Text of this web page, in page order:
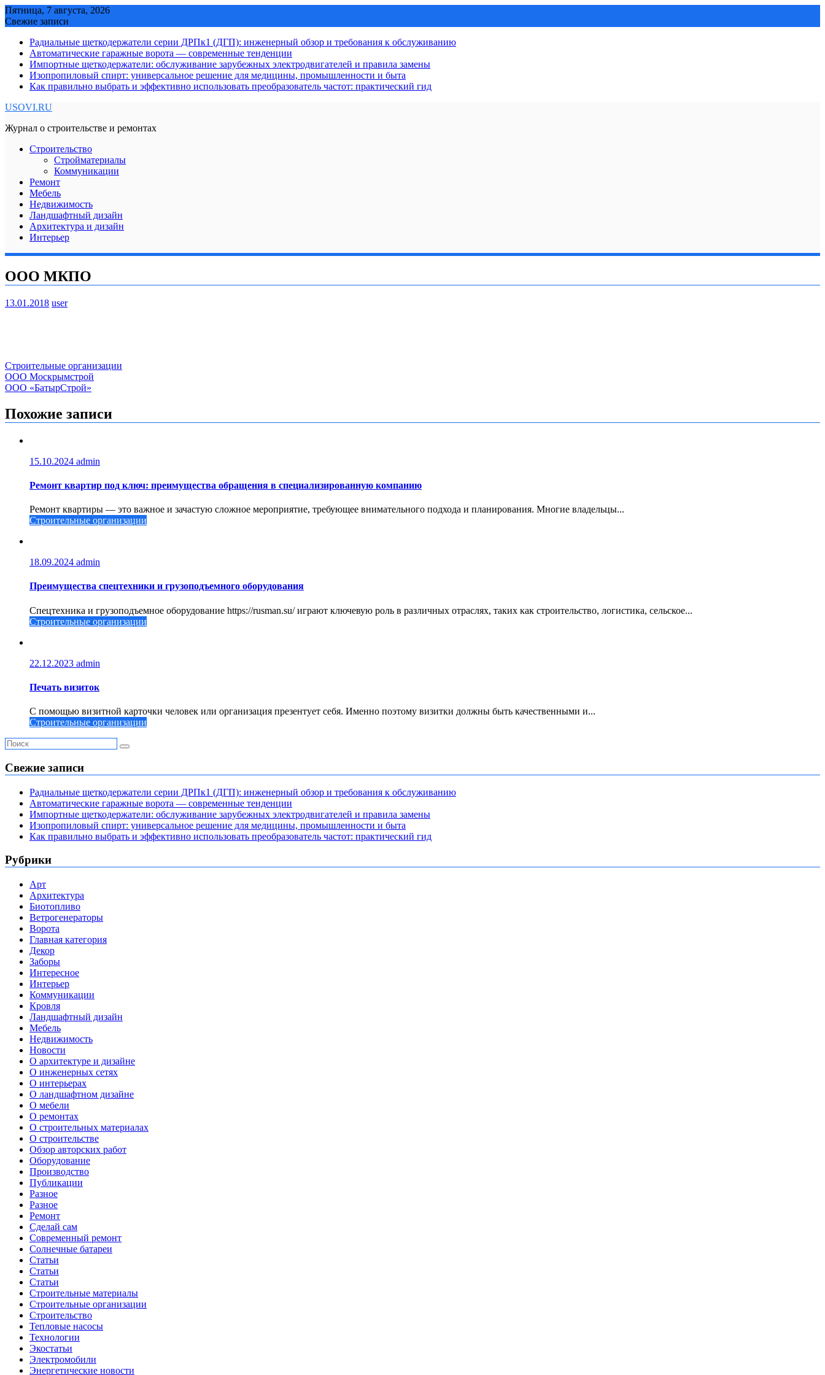
Skip
to
Пятница, 7 августа, 2026
Свежие записи
Радиальные щеткодержатели серии ДРПк1 (ДГП): инженерный обзор и требования к обслуживанию
Автоматические гаражные ворота — современные тенденции
Импортные щеткодержатели: обслуживание зарубежных электродвигателей и правила замены
Изопропиловый спирт: универсальное решение для медицины, промышленности и быта
Как правильно выбрать и эффективно использовать преобразователь частот: практический гид
USOVI.RU
Журнал о строительстве и ремонтах
Строительство
Стройматериалы
Коммуникации
Ремонт
Мебель
Недвижимость
Ландшафтный дизайн
Архитектура и дизайн
Интерьер
ООО МКПО
13.01.2018 user
Строительные организации
Навигация
по
записям
ООО Москрымстрой
ООО «БатырСтрой»
Похожие записи
15.10.2024 admin
Ремонт квартир под ключ: преимущества обращения в специализированную компанию
Ремонт квартиры — это важное и зачастую сложное мероприятие, требующее внимательного подхода и планирования. Многие владельцы...
Строительные организации
18.09.2024 admin
Преимущества спецтехники и грузоподъемного оборудования
Спецтехника и грузоподъемное оборудование https://rusman.su/ играют ключевую роль в различных отраслях, таких как строительство, логистика, сельское...
Строительные организации
22.12.2023 admin
Печать визиток
С помощью визитной карточки человек или организация презентует себя. Именно поэтому визитки должны быть качественными и...
Строительные организации
Свежие записи
Радиальные щеткодержатели серии ДРПк1 (ДГП): инженерный обзор и требования к обслуживанию
Автоматические гаражные ворота — современные тенденции
Импортные щеткодержатели: обслуживание зарубежных электродвигателей и правила замены
Изопропиловый спирт: универсальное решение для медицины, промышленности и быта
Как правильно выбрать и эффективно использовать преобразователь частот: практический гид
Рубрики
Арт
Архитектура
Биотопливо
Ветрогенераторы
Ворота
Главная категория
Декор
Заборы
Интересное
Интерьер
Коммуникации
Кровля
Ландшафтный дизайн
Мебель
Недвижимость
Новости
О архитектуре и дизайне
О инженерных сетях
О интерьерах
О ландшафтном дизайне
О мебели
О ремонтах
О строительных материалах
О строительстве
Обзор авторских работ
Оборудование
Производство
Публикации
Разное
Разное
Ремонт
Сделай сам
Современный ремонт
Солнечные батареи
Статьи
Статьи
Статьи
Строительные материалы
Строительные организации
Строительство
Тепловые насосы
Технологии
Экостатьи
Электромобили
Энергетические новости